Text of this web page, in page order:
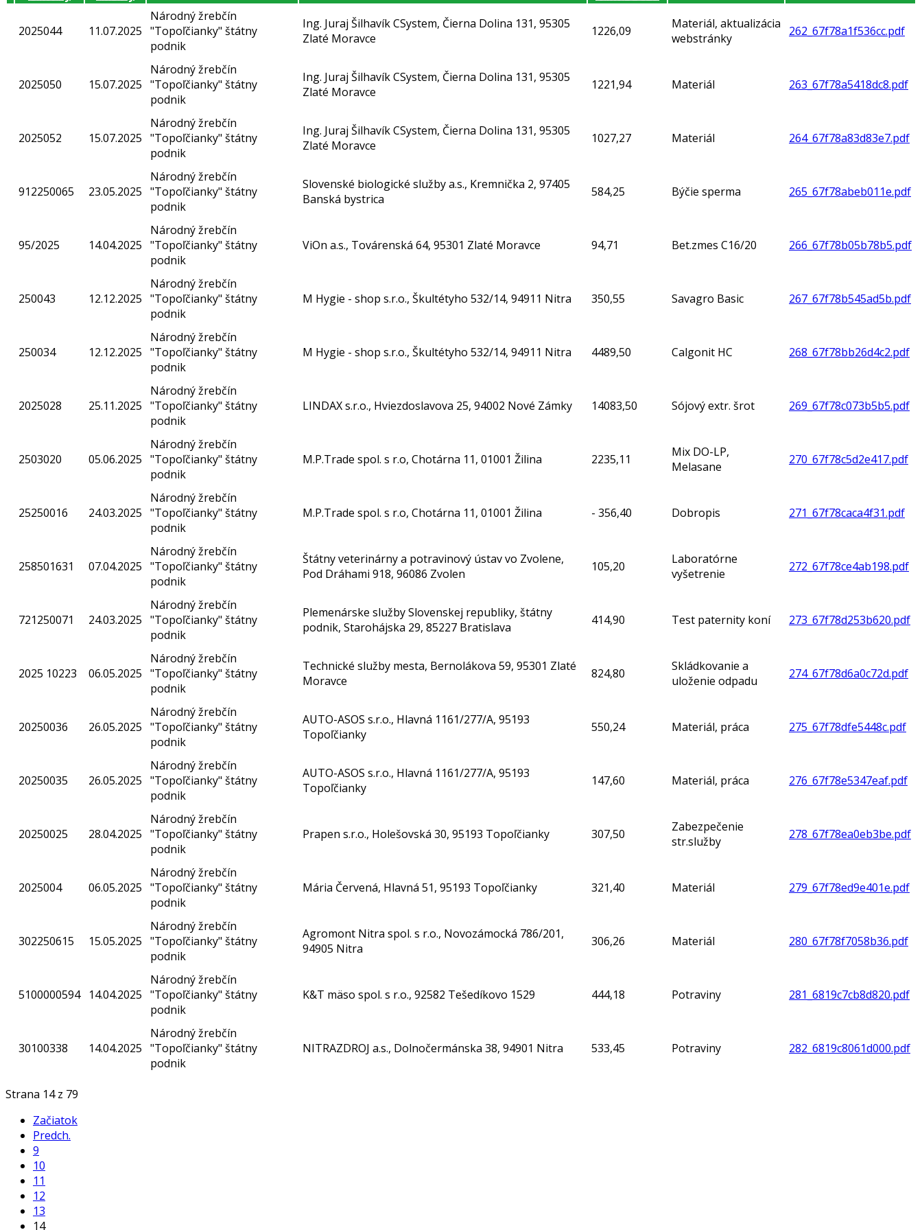
2025044 11.07.2025
Národný žrebčín
"Topoľčianky" štátny
podnik
Ing. Juraj Šilhavík CSystem, Čierna Dolina 131, 95305
Zlaté Moravce
1226,09
Materiál, aktualizácia
webstránky
262_67f78a1f536cc.pdf
2025050 15.07.2025
Národný žrebčín
"Topoľčianky" štátny
podnik
Ing. Juraj Šilhavík CSystem, Čierna Dolina 131, 95305
Zlaté Moravce
1221,94 Materiál 263_67f78a5418dc8.pdf
2025052 15.07.2025
Národný žrebčín
"Topoľčianky" štátny
podnik
Ing. Juraj Šilhavík CSystem, Čierna Dolina 131, 95305
Zlaté Moravce
1027,27 Materiál 264_67f78a83d83e7.pdf
912250065 23.05.2025
Národný žrebčín
"Topoľčianky" štátny
podnik
Slovenské biologické služby a.s., Kremnička 2, 97405
Banská bystrica
584,25 Býčie sperma 265_67f78abeb011e.pdf
95/2025 14.04.2025
Národný žrebčín
"Topoľčianky" štátny
podnik
ViOn a.s., Továrenská 64, 95301 Zlaté Moravce 94,71 Bet.zmes C16/20 266_67f78b05b78b5.pdf
250043 12.12.2025
Národný žrebčín
"Topoľčianky" štátny
podnik
M Hygie - shop s.r.o., Škultétyho 532/14, 94911 Nitra 350,55 Savagro Basic 267_67f78b545ad5b.pdf
250034 12.12.2025
Národný žrebčín
"Topoľčianky" štátny
podnik
M Hygie - shop s.r.o., Škultétyho 532/14, 94911 Nitra 4489,50 Calgonit HC 268_67f78bb26d4c2.pdf
2025028 25.11.2025
Národný žrebčín
"Topoľčianky" štátny
podnik
LINDAX s.r.o., Hviezdoslavova 25, 94002 Nové Zámky 14083,50 Sójový extr. šrot 269_67f78c073b5b5.pdf
2503020 05.06.2025
Národný žrebčín
"Topoľčianky" štátny
podnik
M.P.Trade spol. s r.o, Chotárna 11, 01001 Žilina 2235,11
Mix DO-LP,
Melasane
270_67f78c5d2e417.pdf
25250016 24.03.2025
Národný žrebčín
"Topoľčianky" štátny
podnik
M.P.Trade spol. s r.o, Chotárna 11, 01001 Žilina - 356,40 Dobropis 271_67f78caca4f31.pdf
258501631 07.04.2025
Národný žrebčín
"Topoľčianky" štátny
podnik
Štátny veterinárny a potravinový ústav vo Zvolene,
Pod Dráhami 918, 96086 Zvolen
105,20
Laboratórne
vyšetrenie
272_67f78ce4ab198.pdf
721250071 24.03.2025
Národný žrebčín
"Topoľčianky" štátny
podnik
Plemenárske služby Slovenskej republiky, štátny
podnik, Starohájska 29, 85227 Bratislava
414,90 Test paternity koní 273_67f78d253b620.pdf
2025 10223 06.05.2025
Národný žrebčín
"Topoľčianky" štátny
podnik
Technické služby mesta, Bernolákova 59, 95301 Zlaté
Moravce
824,80
Skládkovanie a
uloženie odpadu
274_67f78d6a0c72d.pdf
20250036 26.05.2025
Národný žrebčín
"Topoľčianky" štátny
podnik
AUTO-ASOS s.r.o., Hlavná 1161/277/A, 95193
Topoľčianky
550,24 Materiál, práca 275_67f78dfe5448c.pdf
20250035 26.05.2025
Národný žrebčín
"Topoľčianky" štátny
podnik
AUTO-ASOS s.r.o., Hlavná 1161/277/A, 95193
Topoľčianky
147,60 Materiál, práca 276_67f78e5347eaf.pdf
20250025 28.04.2025
Národný žrebčín
"Topoľčianky" štátny
podnik
Prapen s.r.o., Holešovská 30, 95193 Topoľčianky 307,50
Zabezpečenie
str.služby
278_67f78ea0eb3be.pdf
2025004 06.05.2025
Národný žrebčín
"Topoľčianky" štátny
podnik
Mária Červená, Hlavná 51, 95193 Topoľčianky 321,40 Materiál 279_67f78ed9e401e.pdf
302250615 15.05.2025
Národný žrebčín
"Topoľčianky" štátny
podnik
Agromont Nitra spol. s r.o., Novozámocká 786/201,
94905 Nitra
306,26 Materiál 280_67f78f7058b36.pdf
5100000594 14.04.2025
Národný žrebčín
"Topoľčianky" štátny
podnik
K&T mäso spol. s r.o., 92582 Tešedíkovo 1529 444,18 Potraviny 281_6819c7cb8d820.pdf
30100338 14.04.2025
Národný žrebčín
"Topoľčianky" štátny
podnik
NITRAZDROJ a.s., Dolnočermánska 38, 94901 Nitra 533,45 Potraviny 282_6819c8061d000.pdf
Strana 14 z 79
Začiatok
Predch.
9
10
11
12
13
14